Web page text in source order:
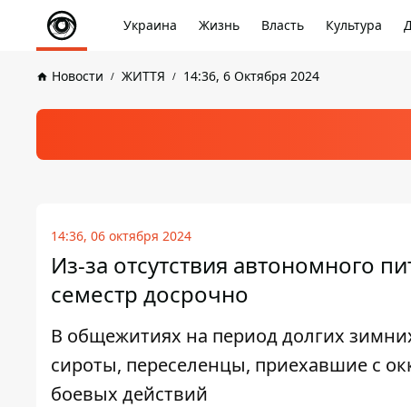
Украина Жизнь Власть Культура
Новости ЖИТТЯ 14:36, 6 Октября 2024
14:36, 06 октября 2024
Из-за отсутствия автономного
семестр досрочно
В общежитиях на период долгих
сироты, переселенцы, приехавшие с
боевых действий